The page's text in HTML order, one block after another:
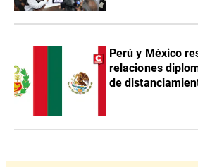
Perú y México
relaciones
de